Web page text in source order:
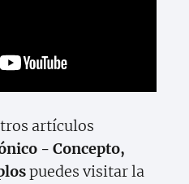
artículos
- Concepto,
puedes visitar la